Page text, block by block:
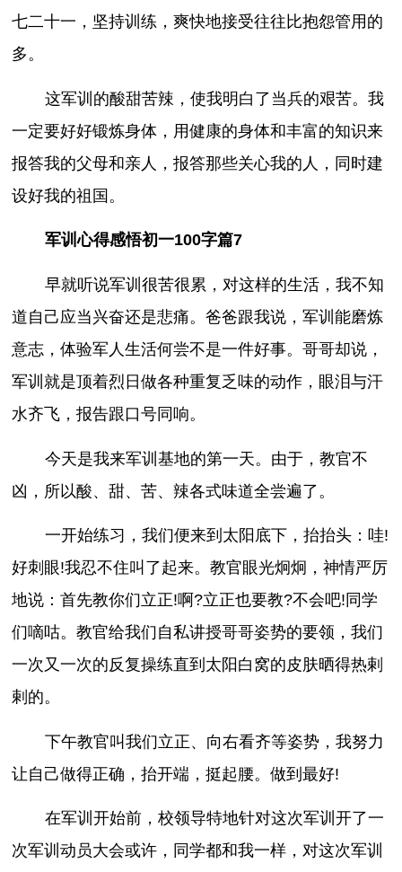
七二十一，坚持训练，爽快地接受往往比抱怨管用的
多。
这军训的酸甜苦辣，使我明白了当兵的艰苦。我
一定要好好锻炼身体，用健康的身体和丰富的知识来
报答我的父母和亲人，报答那些关心我的人，同时建
设好我的祖国。
军训心得感悟初一100字篇7
早就听说军训很苦很累，对这样的生活，我不知
道自己应当兴奋还是悲痛。爸爸跟我说，军训能磨炼
意志，体验军人生活何尝不是一件好事。哥哥却说，
军训就是顶着烈日做各种重复乏味的动作，眼泪与汗
水齐飞，报告跟口号同响。
今天是我来军训基地的第一天。由于，教官不
凶，所以酸、甜、苦、辣各式味道全尝遍了。
一开始练习，我们便来到太阳底下，抬抬头：哇!
好刺眼!我忍不住叫了起来。教官眼光炯炯，神情严厉
地说：首先教你们立正!啊?立正也要教?不会吧!同学
们嘀咕。教官给我们自私讲授哥哥姿势的要领，我们
一次又一次的反复操练直到太阳白窝的皮肤晒得热剌
剌的。
下午教官叫我们立正、向右看齐等姿势，我努力
让自己做得正确，抬开端，挺起腰。做到最好!
在军训开始前，校领导特地针对这次军训开了一
次军训动员大会或许，同学都和我一样，对这次军训